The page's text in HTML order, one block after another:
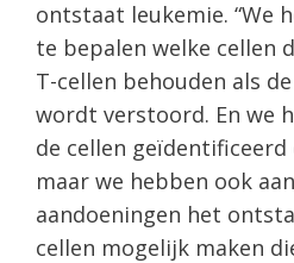
ontstaat leukemie. “We
te bepalen welke cellen
T-cellen behouden als
wordt verstoord. En we
de cellen geïdentificeerd
maar we hebben ook
aandoeningen het
cellen mogelijk maken